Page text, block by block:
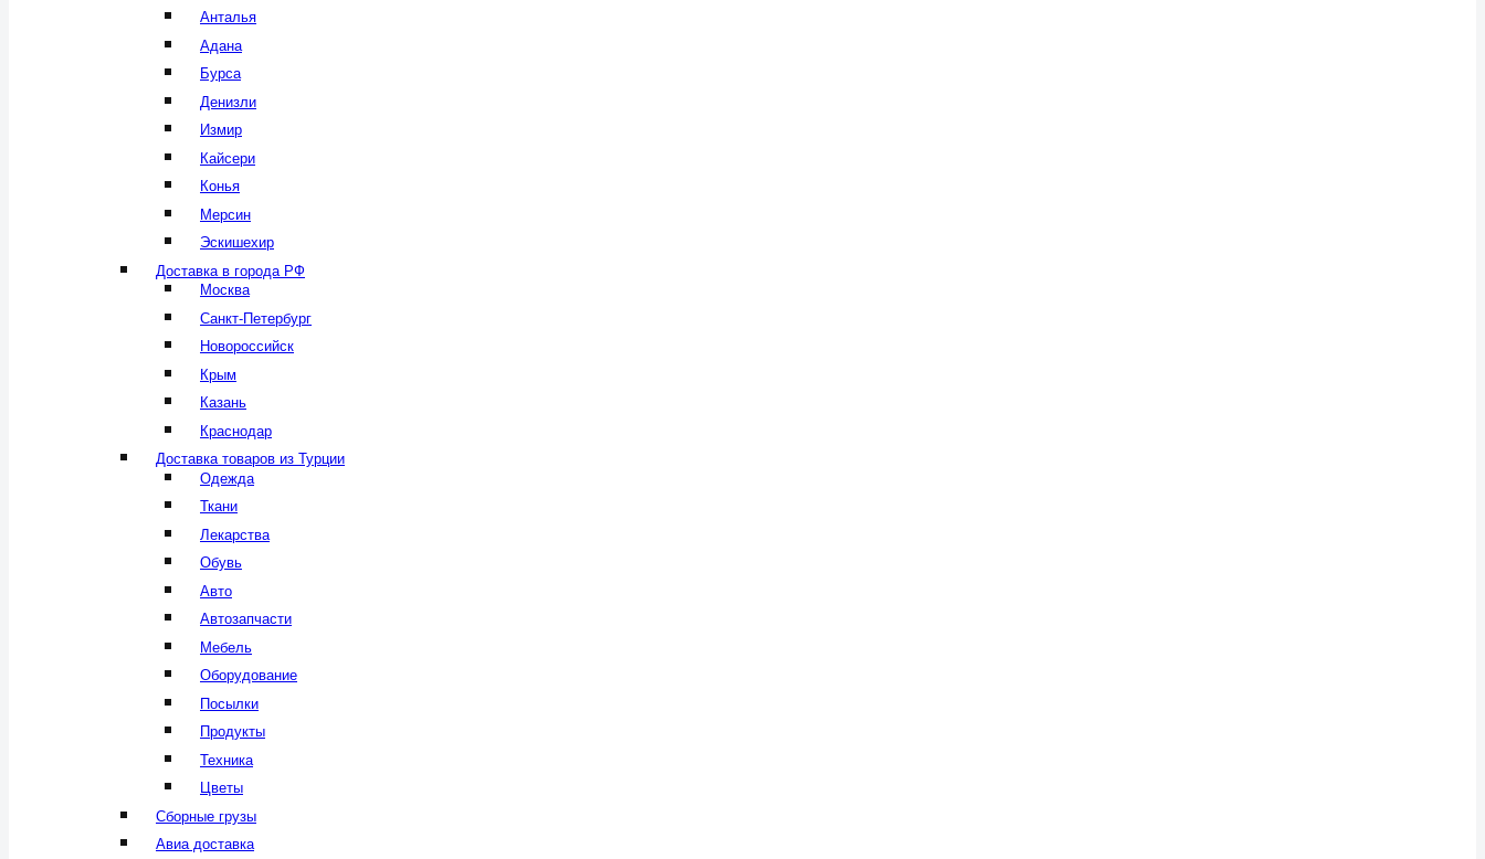
Анталья
Адана
Бурса
Денизли
Измир
Кайсери
Конья
Мерсин
Эскишехир
Доставка в города РФ
Москва
Санкт-Петербург
Новороссийск
Крым
Казань
Краснодар
Доставка товаров из Турции
Одежда
Ткани
Лекарства
Обувь
Авто
Автозапчасти
Мебель
Оборудование
Посылки
Продукты
Техника
Цветы
Сборные грузы
Авиа доставка